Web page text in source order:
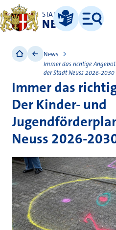
STADT
NEUSS
Leichte Sprache
Menü
News
Immer das richtige
der Stadt Neuss 2026-2030
Immer das
Der Kinder- und
Neuss 2026-